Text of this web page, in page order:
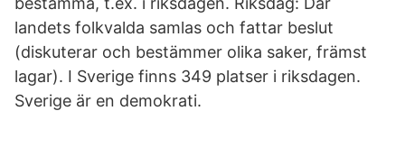
landets folkvalda samlas och fattar beslut
(diskuterar och bestämmer olika saker, främst
lagar). I Sverige finns 349 platser i riksdagen.
Sverige är en demokrati.